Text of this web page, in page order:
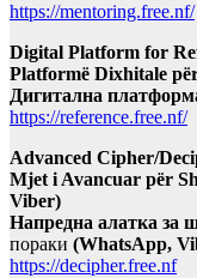
https://mentoring.free.nf/
Digital Platform for
Platformë Dixhitale
Дигитална
https://reference.free.nf/
Advanced Cipher/
Mjet i Avancuar për
Viber)
Напредна алатка
пораки (WhatsApp,
https://decipher.free.nf